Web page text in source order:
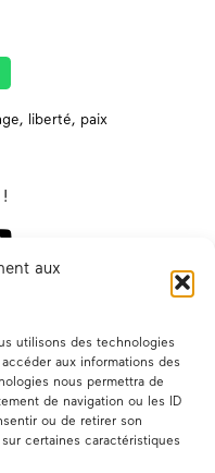
aux
utilisons des technologies
aux informations des
nous permettra de
de navigation ou les ID
ou de retirer son
certaines caractéristiques
, liberté, paix